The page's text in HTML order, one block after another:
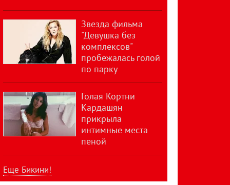
Звезда фильма
"Девушка без
комплексов"
пробежалась голой
по парку
Голая Кортни
Кардашян
прикрыла
интимные места
пеной
Еще Бикини!